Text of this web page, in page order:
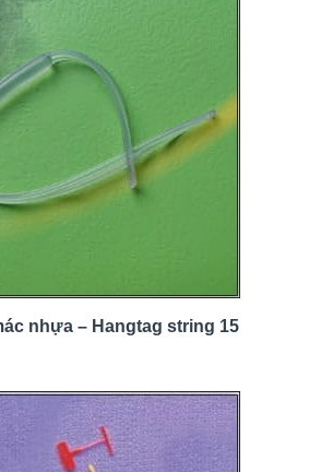
nhựa – Hangtag string 15